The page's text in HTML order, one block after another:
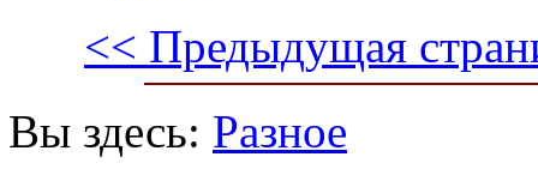
<< Предыдущая
Вы здесь: Разное